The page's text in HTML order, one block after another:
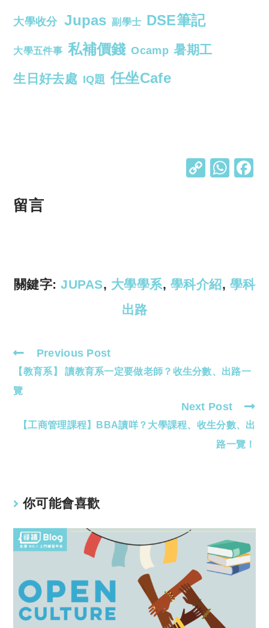
大學收分 Jupas 副學士 DSE筆記
大學五件事 私補價錢 Ocamp 暑期工
生日好去處 IQ題 任坐Cafe
C
k
W
p
留言
關鍵字: JUPAS, 大學學系, 學科介紹, 學科
出路
Read
more
articles
Previous Post
【教育系】 讀教育系一定要做老師？收生分數、出路一
覽
Next Post
【工商管理課程】BBA讀咩？大學課程、收生分數、出
路一覽！
你可能會喜歡